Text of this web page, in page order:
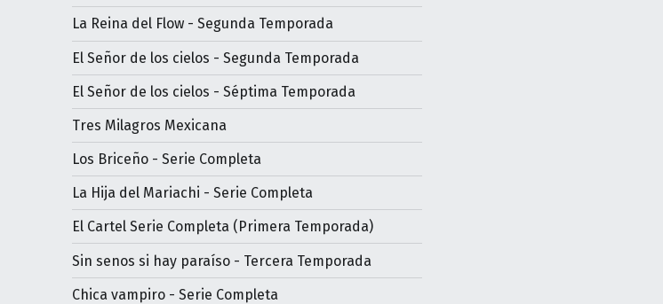
La Reina del Flow - Segunda Temporada
El Señor de los cielos - Segunda Temporada
El Señor de los cielos - Séptima Temporada
Tres Milagros Mexicana
Los Briceño - Serie Completa
La Hija del Mariachi - Serie Completa
El Cartel Serie Completa (Primera Temporada)
Sin senos si hay paraíso - Tercera Temporada
Chica vampiro - Serie Completa